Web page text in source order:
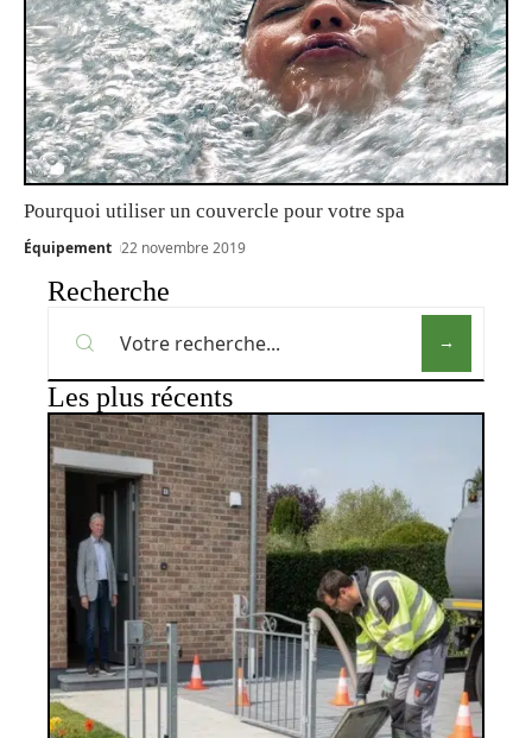
Pourquoi utiliser un couvercle pour votre spa
Équipement 22 novembre 2019
Recherche
Les plus récents